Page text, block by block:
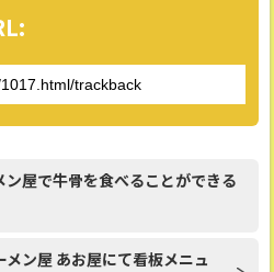
屋で牛骨を食べることができる
ン屋 あお屋にて看板メニュ